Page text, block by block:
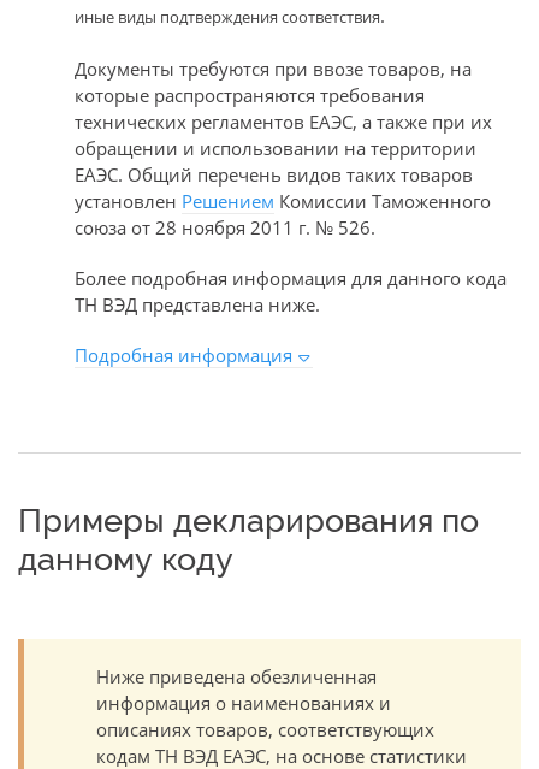
иные виды подтверждения соответствия.
Документы требуются при ввозе товаров, на
которые распространяются требования
технических регламентов ЕАЭС, а также при их
обращении и использовании на территории
ЕАЭС. Общий перечень видов таких товаров
установлен Решением Комиссии Таможенного
союза от 28 ноября 2011 г. № 526.
Более подробная информация для данного кода
ТН ВЭД представлена ниже.
Подробная информация
Примеры декларирования по
данному коду
Ниже приведена обезличенная
информация о наименованиях и
описаниях товаров, соответствующих
кодам ТН ВЭД ЕАЭС, на основе статистики